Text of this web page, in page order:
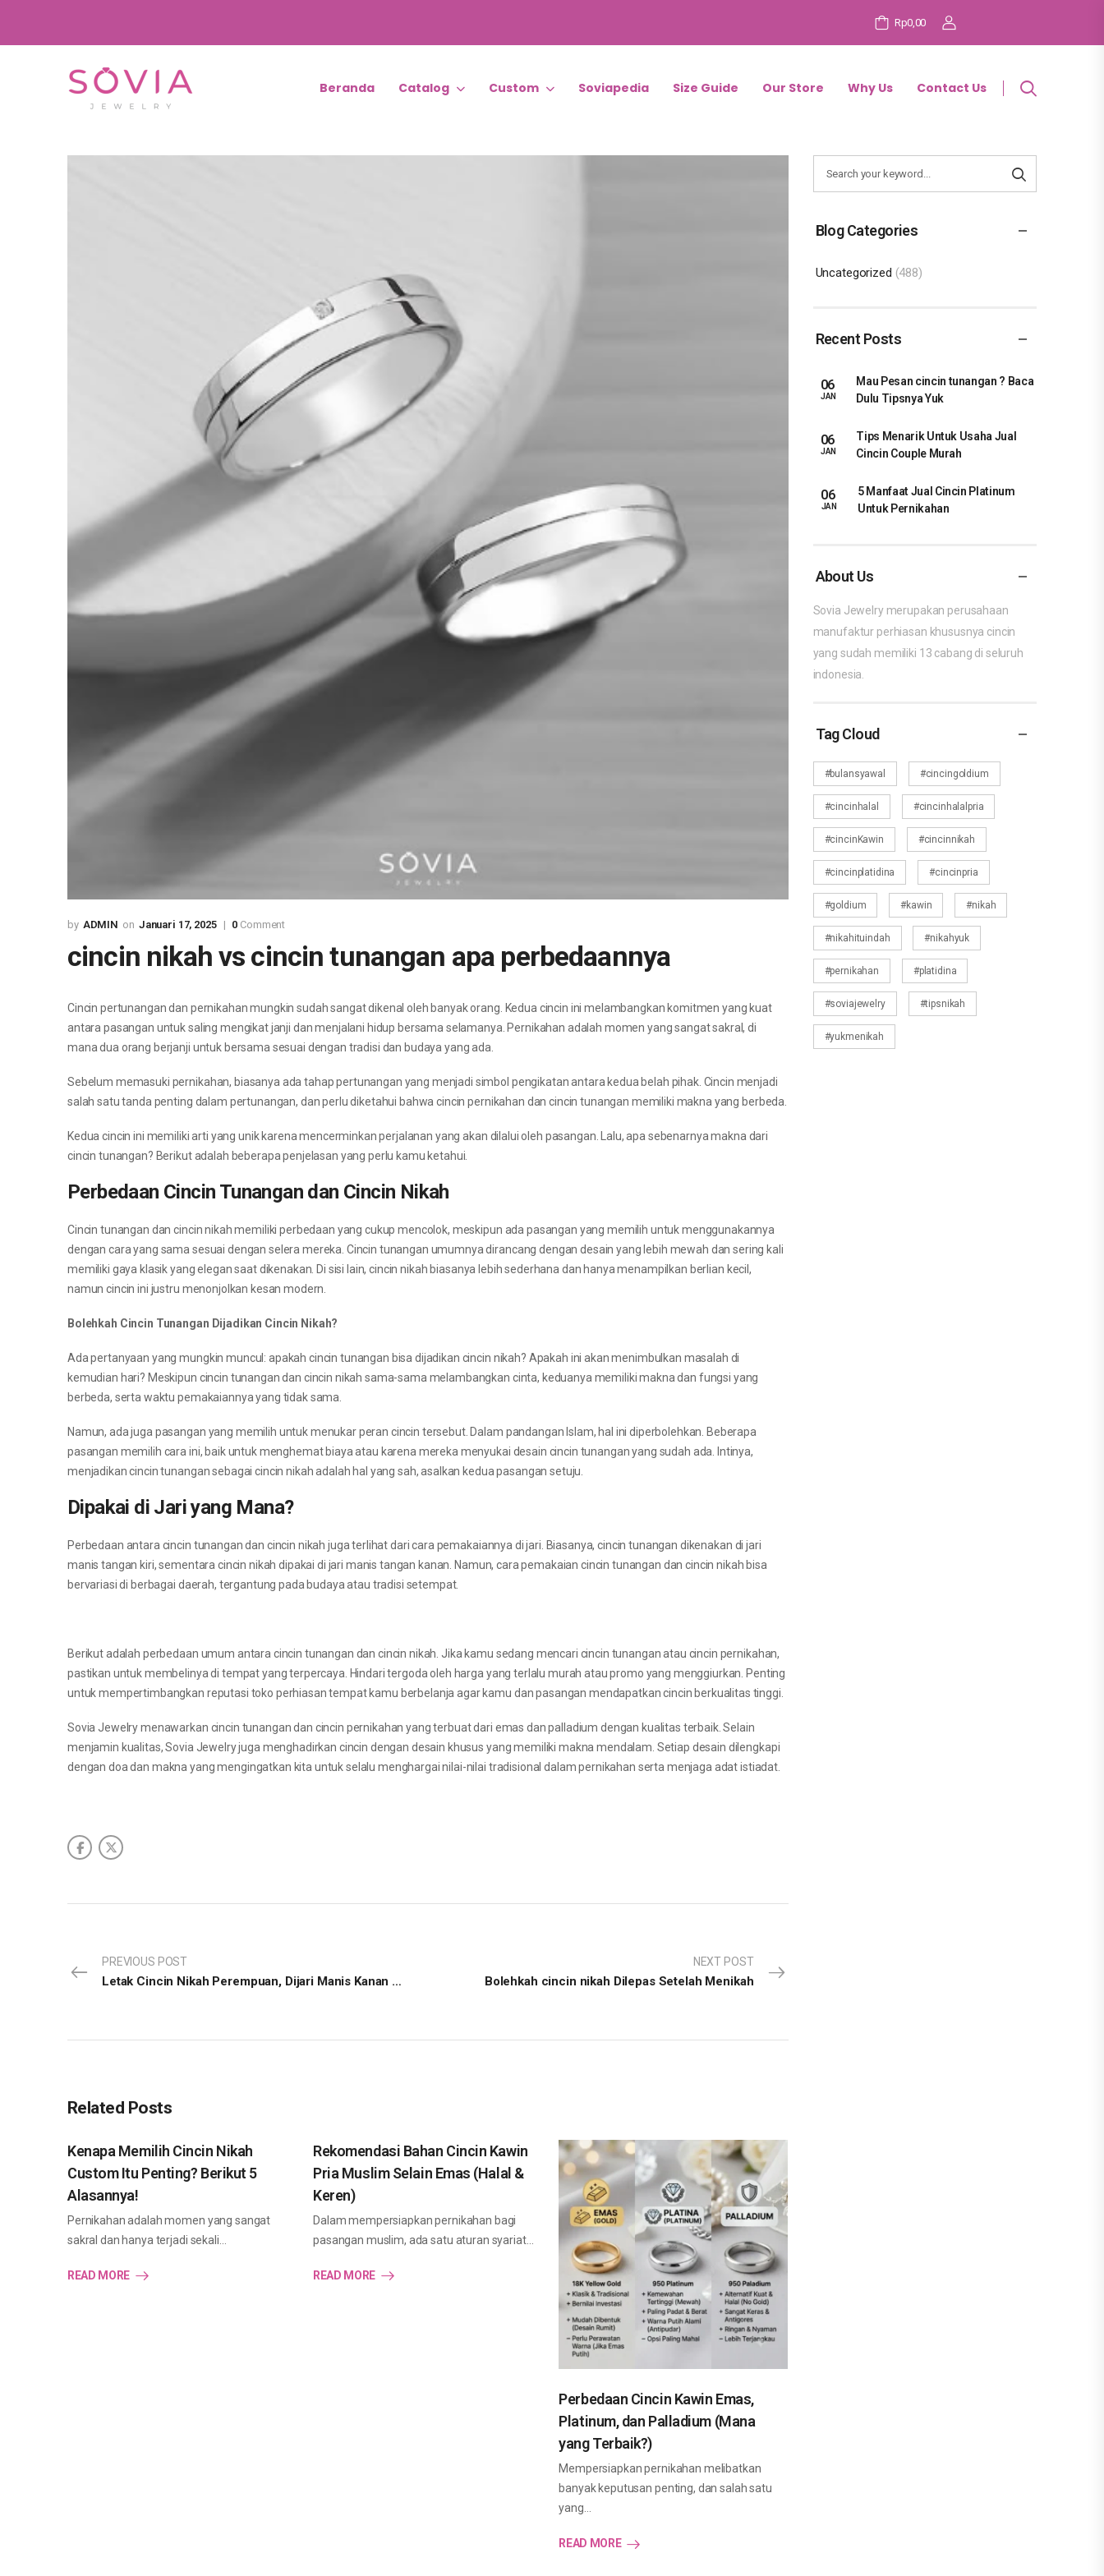
Rp0,00
Beranda Catalog Custom Soviapedia Size Guide Our Store Why Us Contact Us
ADMIN Januari 17, 2025 0 Comment
cincin nikah vs cincin tunangan apa perbedaannya
Cincin pertunangan dan pernikahan mungkin sudah sangat dikenal oleh banyak orang. Kedua cincin ini melambangkan komitmen yang kuat
antara pasangan untuk saling mengikat janji dan menjalani hidup bersama selamanya. Pernikahan adalah momen yang sangat sakral, di
mana dua orang berjanji untuk bersama sesuai dengan tradisi dan budaya yang ada.
Sebelum memasuki pernikahan, biasanya ada tahap pertunangan yang menjadi simbol pengikatan antara kedua belah pihak. Cincin menjadi
salah satu tanda penting dalam pertunangan, dan perlu diketahui bahwa cincin pernikahan dan cincin tunangan memiliki makna yang berbeda.
Kedua cincin ini memiliki arti yang unik karena mencerminkan perjalanan yang akan dilalui oleh pasangan. Lalu, apa sebenarnya makna dari
cincin tunangan? Berikut adalah beberapa penjelasan yang perlu kamu ketahui.
Perbedaan Cincin Tunangan dan Cincin Nikah
Cincin tunangan dan cincin nikah memiliki perbedaan yang cukup mencolok, meskipun ada pasangan yang memilih untuk menggunakannya
dengan cara yang sama sesuai dengan selera mereka. Cincin tunangan umumnya dirancang dengan desain yang lebih mewah dan sering kali
memiliki gaya klasik yang elegan saat dikenakan. Di sisi lain, cincin nikah biasanya lebih sederhana dan hanya menampilkan berlian kecil,
namun cincin ini justru menonjolkan kesan modern.
Bolehkah Cincin Tunangan Dijadikan Cincin Nikah?
Ada pertanyaan yang mungkin muncul: apakah cincin tunangan bisa dijadikan cincin nikah? Apakah ini akan menimbulkan masalah di
kemudian hari? Meskipun cincin tunangan dan cincin nikah sama-sama melambangkan cinta, keduanya memiliki makna dan fungsi yang
berbeda, serta waktu pemakaiannya yang tidak sama.
Namun, ada juga pasangan yang memilih untuk menukar peran cincin tersebut. Dalam pandangan Islam, hal ini diperbolehkan. Beberapa
pasangan memilih cara ini, baik untuk menghemat biaya atau karena mereka menyukai desain cincin tunangan yang sudah ada. Intinya,
menjadikan cincin tunangan sebagai cincin nikah adalah hal yang sah, asalkan kedua pasangan setuju.
Dipakai di Jari yang Mana?
Perbedaan antara cincin tunangan dan cincin nikah juga terlihat dari cara pemakaiannya di jari. Biasanya, cincin tunangan dikenakan di jari
manis tangan kiri, sementara cincin nikah dipakai di jari manis tangan kanan. Namun, cara pemakaian cincin tunangan dan cincin nikah bisa
bervariasi di berbagai daerah, tergantung pada budaya atau tradisi setempat.
Berikut adalah perbedaan umum antara cincin tunangan dan cincin nikah. Jika kamu sedang mencari cincin tunangan atau cincin pernikahan,
pastikan untuk membelinya di tempat yang terpercaya. Hindari tergoda oleh harga yang terlalu murah atau promo yang menggiurkan. Penting
untuk mempertimbangkan reputasi toko perhiasan tempat kamu berbelanja agar kamu dan pasangan mendapatkan cincin berkualitas tinggi.
Sovia Jewelry menawarkan cincin tunangan dan cincin pernikahan yang terbuat dari emas dan palladium dengan kualitas terbaik. Selain
menjamin kualitas, Sovia Jewelry juga menghadirkan cincin dengan desain khusus yang memiliki makna mendalam. Setiap desain dilengkapi
dengan doa dan makna yang mengingatkan kita untuk selalu menghargai nilai-nilai tradisional dalam pernikahan serta menjaga adat istiadat.
PREVIOUS POST
Letak Cincin Nikah Perempuan, Dijari Manis Kanan atau Kiri
NEXT POST
Bolehkah cincin nikah Dilepas Setelah Menikah
Related Posts
Kenapa Memilih Cincin Nikah
Custom Itu Penting? Berikut 5
Alasannya!
Pernikahan adalah momen yang sangat
sakral dan hanya terjadi sekali…
READ MORE
Rekomendasi Bahan Cincin Kawin
Pria Muslim Selain Emas (Halal &
Keren)
Dalam mempersiapkan pernikahan bagi
pasangan muslim, ada satu aturan syariat…
READ MORE
Perbedaan Cincin Kawin Emas,
Platinum, dan Palladium (Mana
yang Terbaik?)
Mempersiapkan pernikahan melibatkan
banyak keputusan penting, dan salah satu
yang…
READ MORE
Blog Categories
Uncategorized (488)
Recent Posts
06
JAN
Mau Pesan cincin tunangan ? Baca
Dulu Tipsnya Yuk
06
JAN
Tips Menarik Untuk Usaha Jual
Cincin Couple Murah
06
JAN
5 Manfaat Jual Cincin Platinum
Untuk Pernikahan
About Us
Sovia Jewelry merupakan perusahaan
manufaktur perhiasan khususnya cincin
yang sudah memiliki 13 cabang di seluruh
indonesia.
Tag Cloud
#bulansyawal #cincingoldium
#cincinhalal #cincinhalalpria
#cincinKawin #cincinnikah
#cincinplatidina #cincinpria
#goldium #kawin #nikah
#nikahituindah #nikahyuk
#pernikahan #platidina
#soviajewelry #tipsnikah
#yukmenikah